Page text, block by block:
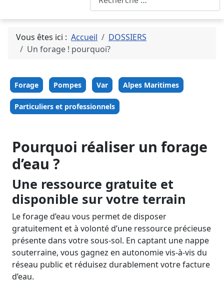
Vous êtes ici : Accueil
DOSSIERS
Un forage ! pourquoi?
Forage Pompes Var Alpes Maritimes
Particuliers et professionnels
Pourquoi réaliser un forage
d’eau ?
Une ressource gratuite et
disponible sur votre terrain
Le forage d’eau vous permet de disposer
gratuitement et à volonté d’une ressource précieuse
présente dans votre sous‑sol. En captant une nappe
souterraine, vous gagnez en autonomie vis‑à‑vis du
réseau public et réduisez durablement votre facture
d’eau.